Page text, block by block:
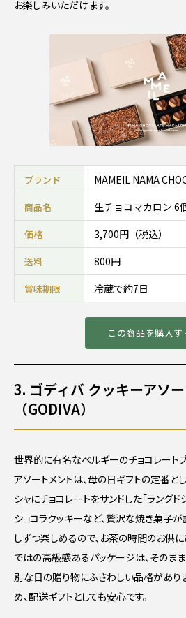
お楽しみいただけます。
ブランド MAMEIL NAMA
商品名 生チョコマカロン 6
価格 3,700円（税込）
送料 800円
賞味期限 冷蔵で約7日
この商品を購入
3. ゴディバ クッキーアソ
（GODIVA）
世界的に有名なベルギーのチョコレートブ
アソートメントは、母の日ギフトの定番と
シャにチョコレートをサンドした「ラングド
ショコラクッキーなど、贅沢な焼き菓子
しずつ楽しめるので、お茶の時間のお供に
ではの高級感あるパッケージは、そのま
別な日の贈り物にふさわしい品格があり
め、配送ギフトとしても安心です。